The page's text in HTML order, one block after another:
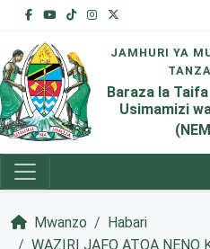
JAMHURI YA
Baraza la
Usimamizi
Mwanzo
Habari
​WAZIRI JAFO ATOA NENO